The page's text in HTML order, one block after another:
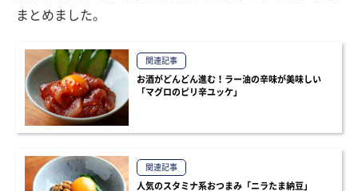
まとめました。
関連記事
お酒がどんどん進む！ラー油の辛味が美味しい
「マグロのピリ辛ユッケ」
関連記事
人気のスタミナ系おつまみ「ニラたま納豆」